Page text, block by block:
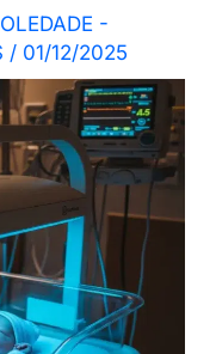
-
/ 01/12/2025